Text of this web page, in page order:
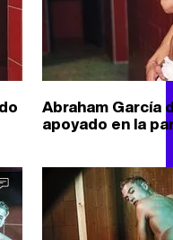
Abraham García
apoyado en la